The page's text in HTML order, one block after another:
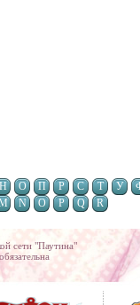
О П Р С Т У
N O P Q
R
сети "Паутина"